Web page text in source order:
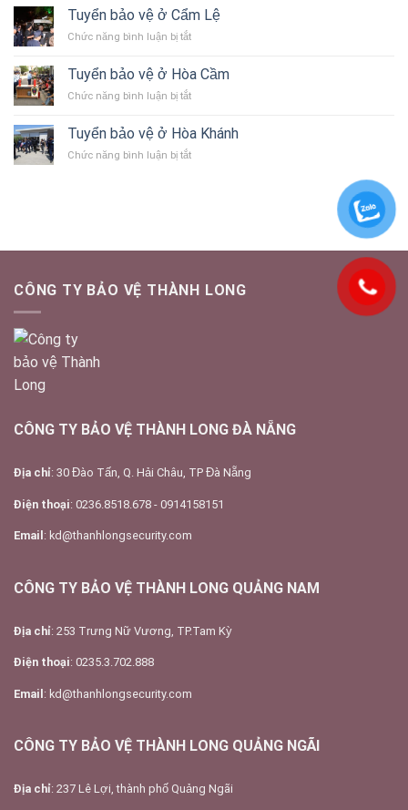
Quang
bảo
vệ
ở
Trà
Tuyển bảo vệ ở Cẩm Lệ
Chức năng bình luận bị tắtở
bảo
vệ
ở
Lệ
Tuyển bảo vệ ở Hòa Cầm
Chức năng bình luận bị tắtở
bảo
vệ
ở
Tuyển bảo vệ ở Hòa Khánh
Chức năng bình luận bị tắtở
CÔNG TY BẢO VỆ THÀNH LONG
CÔNG TY BẢO VỆ THÀNH LONG ĐÀ NẴNG
Địa chỉ: 30 Đào Tấn, Q. Hải Châu, TP Đà Nẵng
Điện thoại: 0236.8518.678 - 0914158151
Email : kd@thanhlongsecurity.com
CÔNG TY BẢO VỆ THÀNH LONG QUẢNG NAM
Địa chỉ: 253 Trưng Nữ Vương, TP.Tam Kỳ
Điện thoại: 0235.3.702.888
Email: kd@thanhlongsecurity.com
CÔNG TY BẢO VỆ THÀNH LONG QUẢNG NGÃI
Địa chỉ: 237 Lê Lợi, thành phố Quảng Ngãi